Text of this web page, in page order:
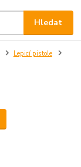
Hledat
Lepicí pistole